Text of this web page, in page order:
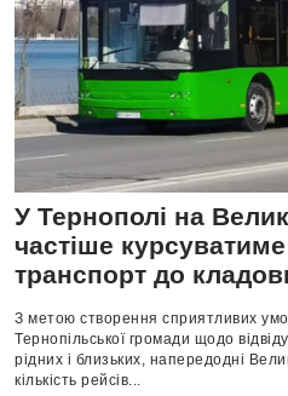
У Тернополі на
частіше
транспорт до
З метою створення сприятливих
Тернопільської громади щодо
рідних і близьких, напередодні
кількість рейсів...